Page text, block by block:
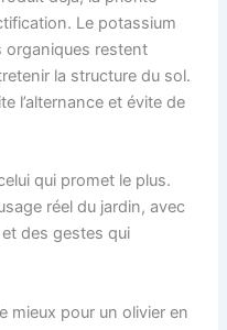
Le potassium
organiques restent
la structure du sol.
l’alternance et évite de
qui promet le plus.
réel du jardin, avec
des gestes qui
mieux pour un olivier en